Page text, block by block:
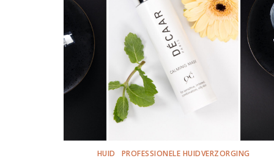
HUID PROFESSIONELE HUIDVERZORGING